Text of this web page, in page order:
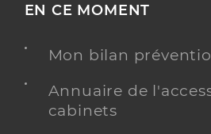
EN CE MOMENT
Mon bilan
Annuaire de
cabinets